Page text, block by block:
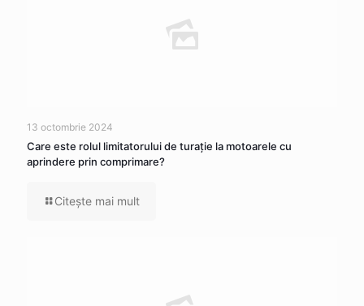
13 octombrie 2024
Care este rolul limitatorului de turație la motoarele cu
aprindere prin comprimare?
Citeşte mai mult